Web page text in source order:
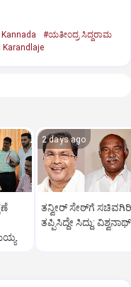
#ಯತೀಂದ್ರ ಸಿದ್ದರಾಮ
Karandlaje
2 days ago
ತನ್ವೀರ್‌ ಸೇಠ್‌ಗೆ ಸಚಿವಗಿರಿ
ತಪ್ಪಿಸಿದ್ದೇ ಸಿದ್ದು: ವಿಶ್ವನಾಥ್